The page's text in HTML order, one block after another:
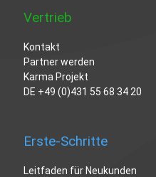
Vertrieb
Kontakt
Partner werden
Karma Projekt
DE +49 (0)431 55 68 34 20
Erste-Schritte
Leitfaden für Neukunden